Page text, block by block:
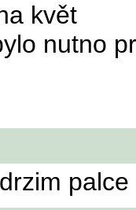
květ
nutno
palce